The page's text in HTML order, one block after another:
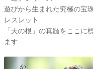
遊びから生まれた究極の宝
レスレット
「天の根」の真髄をここに
ます